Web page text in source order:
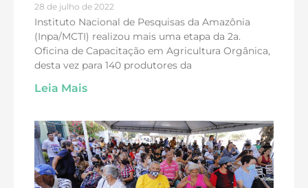
28 de julho de 2022
Instituto Nacional de Pesquisas da Amazônia
(Inpa/MCTI) realizou mais uma etapa da 2a.
Oficina de Capacitação em Agricultura Orgânica,
desta vez para 140 produtores da
Leia Mais